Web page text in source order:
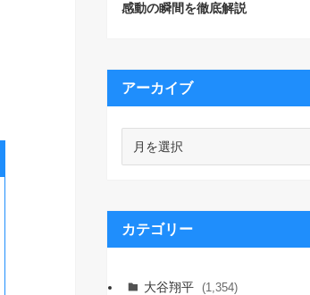
感動の瞬間を徹底解説
アーカイブ
ブ
カテゴリー
大谷翔平 (1,354)